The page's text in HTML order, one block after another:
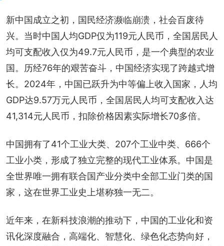
新中国成立之初，国民经济濒临崩溃，社会百废待
兴。当时中国人均GDP仅为119元人民币，全国居民人
均可支配收入仅为49.7元人民币，是一个典型的农业
国。历经76年的艰苦奋斗，中国经济实现了跨越式增
长。2024年，中国已跃升为中等偏上收入国家，人均
GDP达9.57万元人民币，全国居民人均可支配收入达
41,314元人民币，扣除价格因素实际增长70多倍。
中国拥有了41个工业大类、207个工业中类、666个
工业小类，形成了独立完整的现代工业体系。中国是
全世界唯一拥有联合国产业分类中全部工业门类的国
家，这在世界工业史上堪称独一无二。
近年来，在新科技浪潮的推动下，中国的工业化和资
讯化深度融合，高端化、智慧化、绿色化态势向好，